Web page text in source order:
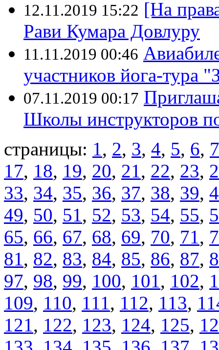
12.11.2019 15:22 [На
Рави Кумара Довлуру
11.11.2019 00:46
участников йога-тура
07.11.2019 00:17
Школы инструкторов
страницы: 1, 2, 3, 4, 5, 6, 7
17, 18, 19, 20, 21, 22, 23,
33, 34, 35, 36, 37, 38, 39,
49, 50, 51, 52, 53, 54, 55,
65, 66, 67, 68, 69, 70, 71,
81, 82, 83, 84, 85, 86, 87,
97, 98, 99, 100, 101, 102,
109, 110, 111, 112, 113,
121, 122, 123, 124, 125,